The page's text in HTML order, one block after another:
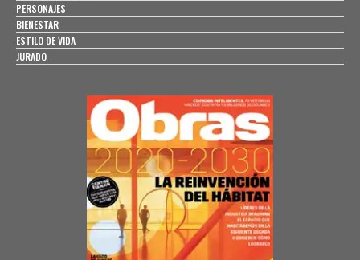
PERSONAJES
BIENESTAR
ESTILO DE VIDA
JURADO